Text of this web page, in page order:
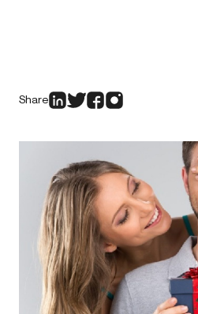
Share